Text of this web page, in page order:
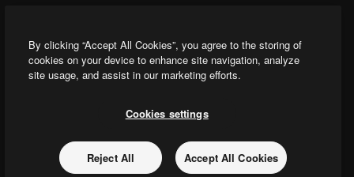
Предприятие
Компания
Вакансии
By clicking “Accept All Cookies”, you agree to the storing of
cookies on your device to enhance site navigation, analyze
site usage, and assist in our marketing efforts.
Cookies settings
Reject All Accept All Cookies